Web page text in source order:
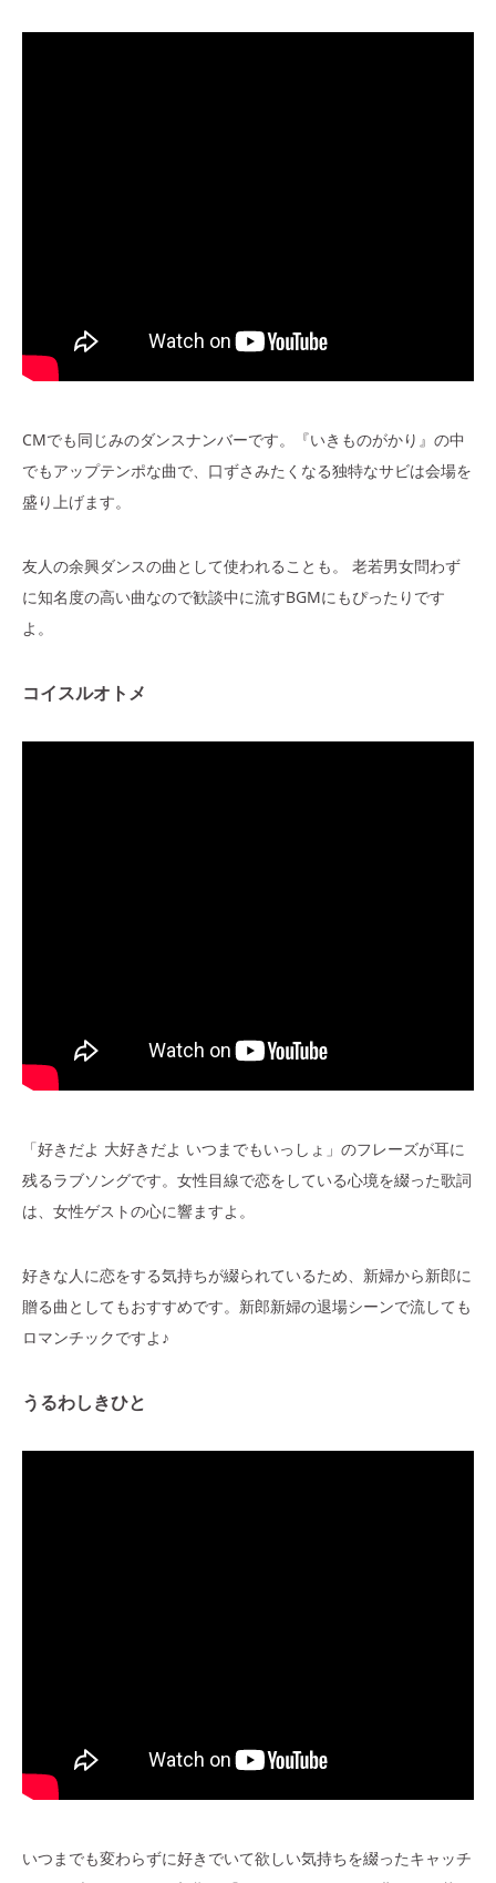
CMでも同じみのダンスナンバーです。『いきものがかり』の中
でもアップテンポな曲で、口ずさみたくなる独特なサビは会場を
盛り上げます。
友人の余興ダンスの曲として使われることも。 老若男女問わず
に知名度の高い曲なので歓談中に流すBGMにもぴったりです
よ。
コイスルオトメ
「好きだよ 大好きだよ いつまでもいっしょ」のフレーズが耳に
残るラブソングです。女性目線で恋をしている心境を綴った歌詞
は、女性ゲストの心に響ますよ。
好きな人に恋をする気持ちが綴られているため、新婦から新郎に
贈る曲としてもおすすめです。新郎新婦の退場シーンで流しても
ロマンチックですよ♪
うるわしきひと
いつまでも変わらずに好きでいて欲しい気持ちを綴ったキャッチ